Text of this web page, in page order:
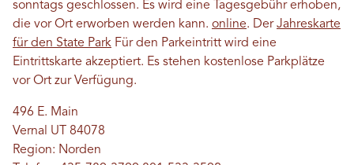
sonntags geschlossen. Es wird eine Tagesgebühr erhoben,
die vor Ort erworben werden kann. online. DerJahreskarte
für den State Park Für den Parkeintritt wird eine
Eintrittskarte akzeptiert. Es stehen kostenlose Parkplätze
vor Ort zur Verfügung.
496 E. Main
Vernal UT 84078
Region: Norden